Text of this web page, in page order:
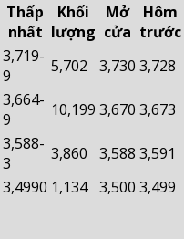
Thấp
nhất
Khối
lượng
Mở
cửa
Hôm
trước
3,719-
9
5,702 3,730 3,728
3,664-
9
10,199 3,670 3,673
3,588-
3
3,860 3,588 3,591
3,4990 1,134 3,500 3,499